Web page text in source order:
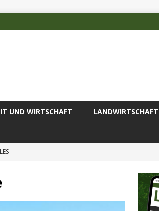
UND WIRTSCHAFT LANDWIRTSCHAFT
mit DBU-Förderung AKTUELLES